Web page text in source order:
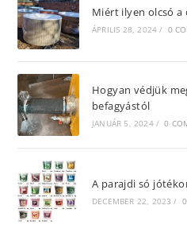
Miért ilyen olcsó a
ÁPRILIS 28, 2024 / 0
Hogyan védjük
befagyástól
JANUÁR 5, 2024 / 0
A parajdi só
DECEMBER 22, 2023 /